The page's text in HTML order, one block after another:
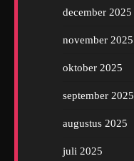
december 2025
november 2025
oktober 2025
september 2025
augustus 2025
juli 2025